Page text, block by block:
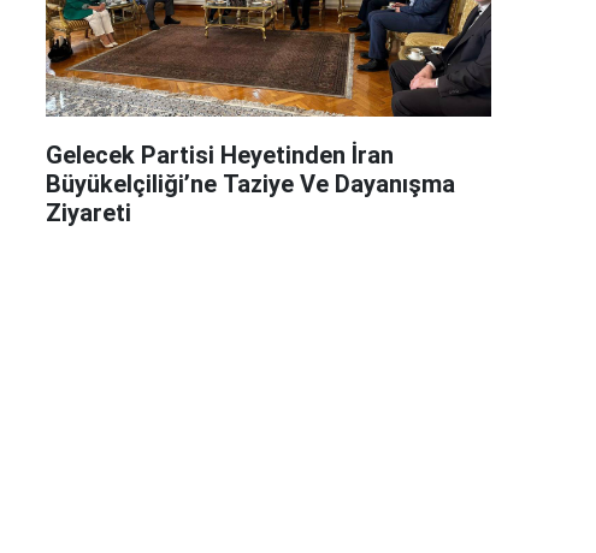
Gelecek Partisi Heyetinden İran
Büyükelçiliği’ne Taziye Ve Dayanışma
Ziyareti